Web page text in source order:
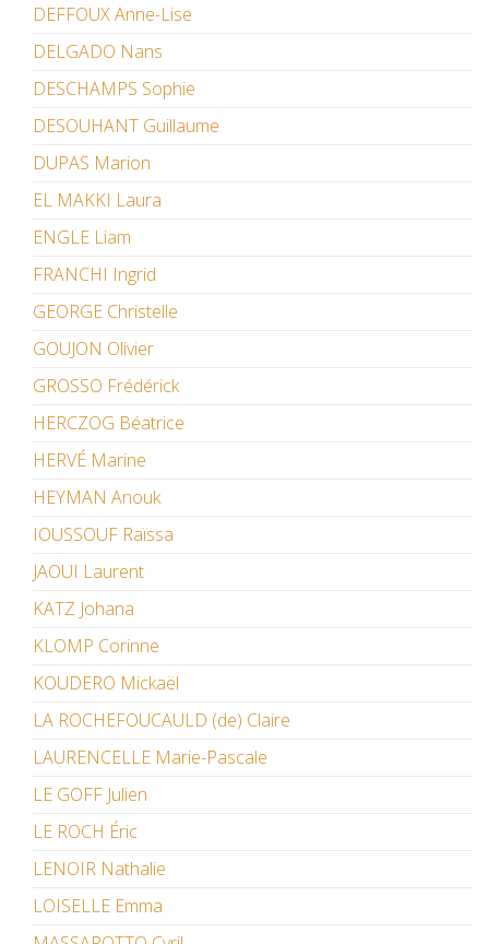
DEFFOUX Anne-Lise
DELGADO Nans
DESCHAMPS Sophie
DESOUHANT Guillaume
DUPAS Marion
EL MAKKI Laura
ENGLE Liam
FRANCHI Ingrid
GEORGE Christelle
GOUJON Olivier
GROSSO Frédérick
HERCZOG Béatrice
HERVÉ Marine
HEYMAN Anouk
IOUSSOUF Raïssa
JAOUI Laurent
KATZ Johana
KLOMP Corinne
KOUDERO Mickaël
LA ROCHEFOUCAULD (de) Claire
LAURENCELLE Marie-Pascale
LE GOFF Julien
LE ROCH Éric
LENOIR Nathalie
LOISELLE Emma